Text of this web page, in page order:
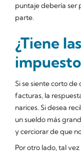
puntaje debería ser
parte.
¿Tiene
Si se siente corto
facturas, la
narices. Si desea
un sueldo más
y cerciorar de que
Por otro lado, tal